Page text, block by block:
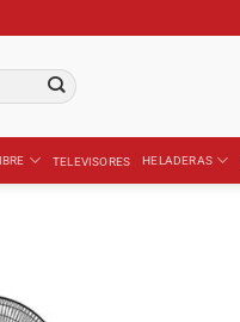
TELEVISORES HELADERAS